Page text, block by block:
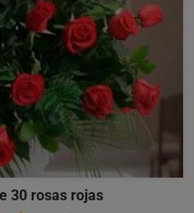
30 rosas rojas